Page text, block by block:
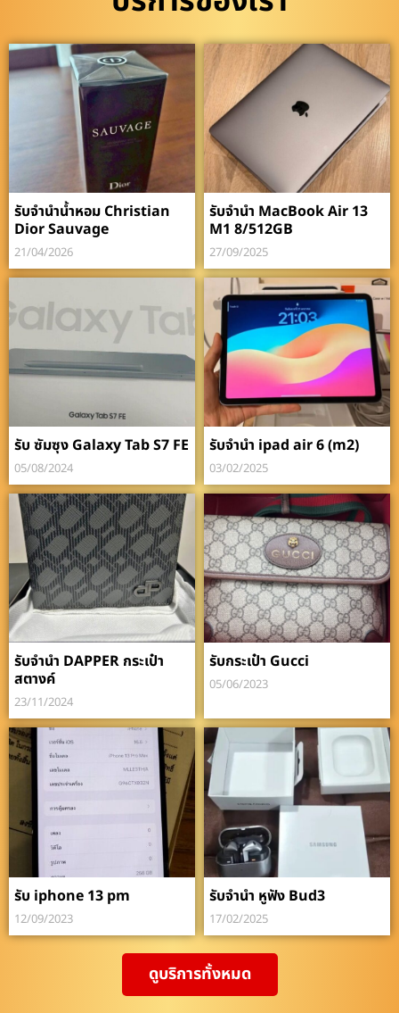
รับจำนำน้ำหอม Christian
Dior Sauvage
21/04/2026
รับจำนำ MacBook Air 13
M1 8/512GB
27/09/2025
รับ ซัมซุง Galaxy Tab S7 FE
05/08/2024
รับจำนำ ipad air 6 (m2)
03/02/2025
รับจำนำ DAPPER กระเป๋า
สตางค์
23/11/2024
รับกระเป๋า Gucci
05/06/2023
รับ iphone 13 pm
12/09/2023
รับจำนำ หูฟัง Bud3
17/02/2025
ดูบริการทั้งหมด